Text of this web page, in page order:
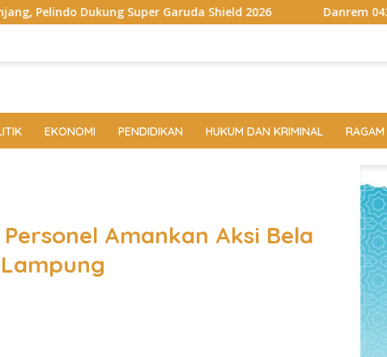
Super Garuda Shield 2026 Danrem 043/Gatam Hadiri
EKONOMI PENDIDIKAN HUKUM DAN KRIMINAL RAGAM
Amankan Aksi Bela